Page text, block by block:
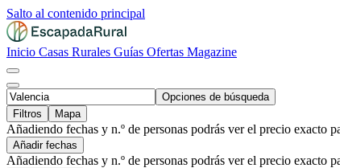
Salto al contenido principal
Inicio Casas Rurales Guías Ofertas Magazine
Opciones de búsqueda
Filtros
Mapa
Añadiendo fechas y n.º de personas podrás ver el precio exacto
Añadir fechas
Añadiendo fechas y n.º de personas podrás ver el precio exacto